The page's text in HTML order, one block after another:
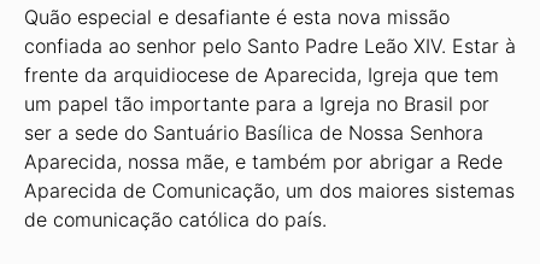
Quão especial e desafiante é esta nova missão
confiada ao senhor pelo Santo Padre Leão XIV. Estar à
frente da arquidiocese de Aparecida, Igreja que tem
um papel tão importante para a Igreja no Brasil por
ser a sede do Santuário Basílica de Nossa Senhora
Aparecida, nossa mãe, e também por abrigar a Rede
Aparecida de Comunicação, um dos maiores sistemas
de comunicação católica do país.